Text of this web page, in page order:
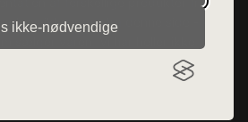
ikke‑nødvendige
ikke varer fra denne side - vi